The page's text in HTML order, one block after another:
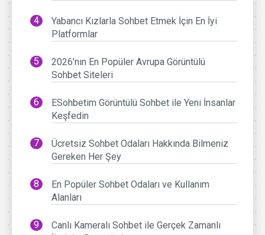
Yabancı Kızlarla Sohbet Etmek İçin En İyi
Platformlar
2026’nın En Popüler Avrupa Görüntülü
Sohbet Siteleri
ESohbetim Görüntülü Sohbet ile Yeni İnsanlar
Keşfedin
Ücretsiz Sohbet Odaları Hakkında Bilmeniz
Gereken Her Şey
En Popüler Sohbet Odaları ve Kullanım
Alanları
Canlı Kameralı Sohbet ile Gerçek Zamanlı